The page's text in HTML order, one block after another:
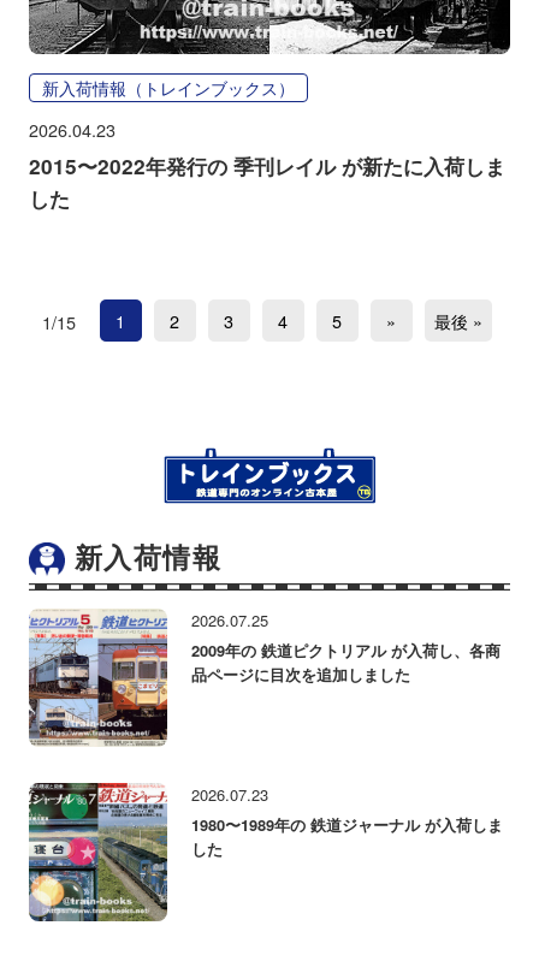
新入荷情報（トレインブックス）
2026.04.23
2015〜2022年発行の 季刊レイル が新たに入荷しま
した
1/15 1 2 3 4 5 » 最後 »
新入荷情報
2026.07.25
2009年の 鉄道ピクトリアル が入荷し、各商
品ページに目次を追加しました
2026.07.23
1980〜1989年の 鉄道ジャーナル が入荷しま
した